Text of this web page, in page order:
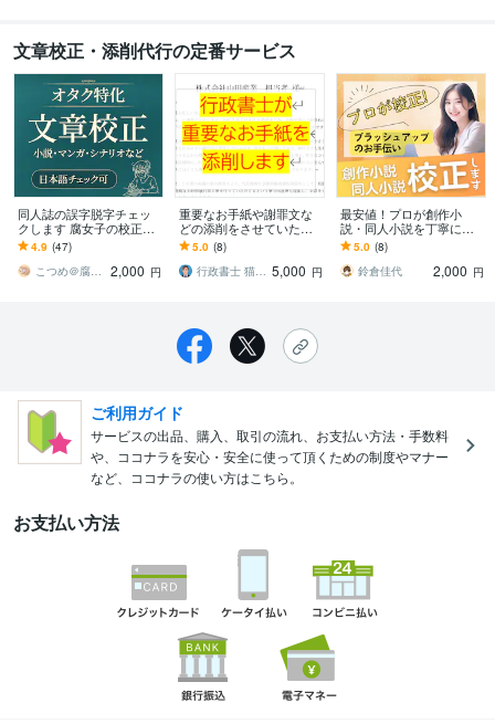
文章校正・添削代行の定番サービス
同人誌の誤字脱字チェッ
クします 腐女子の校正者
がお手伝いします。二次
創作OK 最短当日ご返送
4.9 (47)
こつめ＠腐女子校正者
2,000 円
重要なお手紙や謝罪文な
どの添削をさせていただ
きます 行政書士が文意や
敬語の使い方など細かな
点までチェック致します
5.0 (8)
行政書士 猫の手事務所 5,000 円
最安値！プロが創作小
説・同人小説を丁寧に校
正します 1万字まで2,000
円！二次創作、年齢指
定、BL、GLも可
5.0 (8)
鈴倉佳代
2,000 円
ご利用ガイド
サービスの出品、購入、取引の流れ、お支払い方法・手数料
や、ココナラを安心・安全に使って頂くための制度やマナー
など、ココナラの使い方はこちら。
お支払い方法